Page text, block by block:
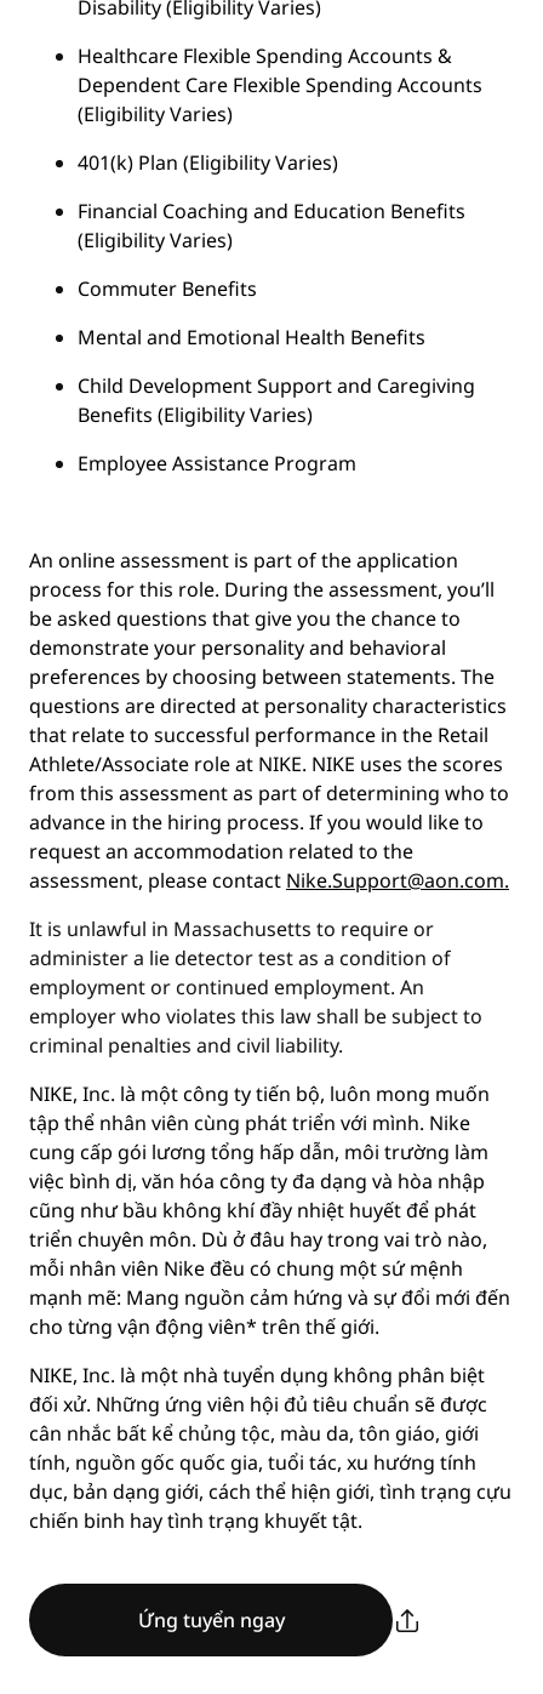
Disability (Eligibility Varies)
Healthcare Flexible Spending Accounts &
Dependent Care Flexible Spending Accounts
(Eligibility Varies)
401(k) Plan (Eligibility Varies)
Financial Coaching and Education Benefits
(Eligibility Varies)
Commuter Benefits
Mental and Emotional Health Benefits
Child Development Support and Caregiving
Benefits (Eligibility Varies)
Employee Assistance Program
An online assessment is part of the application
process for this role. During the assessment, you’ll
be asked questions that give you the chance to
demonstrate your personality and behavioral
preferences by choosing between statements. The
questions are directed at personality characteristics
that relate to successful performance in the Retail
Athlete/Associate role at NIKE. NIKE uses the scores
from this assessment as part of determining who to
advance in the hiring process. If you would like to
request an accommodation related to the
assessment, please contact Nike.Support@aon.com.
It is unlawful in Massachusetts to require or
administer a lie detector test as a condition of
employment or continued employment. An
employer who violates this law shall be subject to
criminal penalties and civil liability.
NIKE, Inc. là một công ty tiến bộ, luôn mong muốn
tập thể nhân viên cùng phát triển với mình. Nike
cung cấp gói lương tổng hấp dẫn, môi trường làm
việc bình dị, văn hóa công ty đa dạng và hòa nhập
cũng như bầu không khí đầy nhiệt huyết để phát
triển chuyên môn. Dù ở đâu hay trong vai trò nào,
mỗi nhân viên Nike đều có chung một sứ mệnh
mạnh mẽ: Mang nguồn cảm hứng và sự đổi mới đến
cho từng vận động viên* trên thế giới.
NIKE, Inc. là một nhà tuyển dụng không phân biệt
đối xử. Những ứng viên hội đủ tiêu chuẩn sẽ được
cân nhắc bất kể chủng tộc, màu da, tôn giáo, giới
tính, nguồn gốc quốc gia, tuổi tác, xu hướng tính
dục, bản dạng giới, cách thể hiện giới, tình trạng cựu
chiến binh hay tình trạng khuyết tật.
Ứng tuyển ngay